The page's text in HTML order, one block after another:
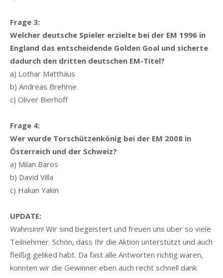
Frage 3:
Welcher deutsche Spieler erzielte bei der EM 1996 in
England das entscheidende Golden Goal und sicherte
dadurch den dritten deutschen EM-Titel?
a) Lothar Matthäus
b) Andreas Brehme
c) Oliver Bierhoff
Frage 4:
Wer wurde Torschützenkönig bei der EM 2008 in
Österreich und der Schweiz?
a) Milan Baros
b) David Villa
c) Hakan Yakin
UPDATE:
Wahnsinn! Wir sind begeistert und freuen uns über so viele
Teilnehmer. Schön, dass Ihr die Aktion unterstützt und auch
fleißig geliked habt. Da fast alle Antworten richtig waren,
konnten wir die Gewinner eben auch recht schnell dank